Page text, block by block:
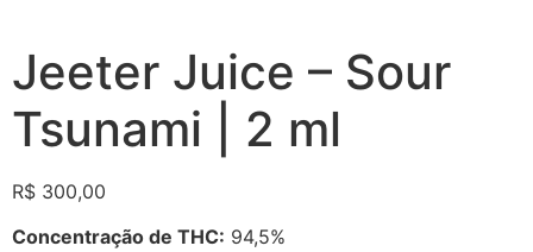
Jeeter Juice – Sour
Tsunami | 2 ml
R$ 300,00
Concentração de THC: 94,5%